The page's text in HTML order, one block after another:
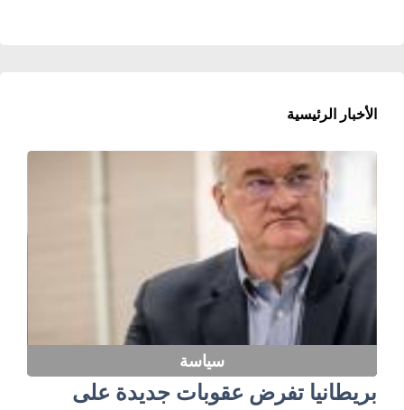
الأخبار الرئيسية
سياسة
بريطانيا تفرض عقوبات جديدة على